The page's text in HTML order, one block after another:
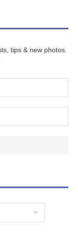
tips & new photos.